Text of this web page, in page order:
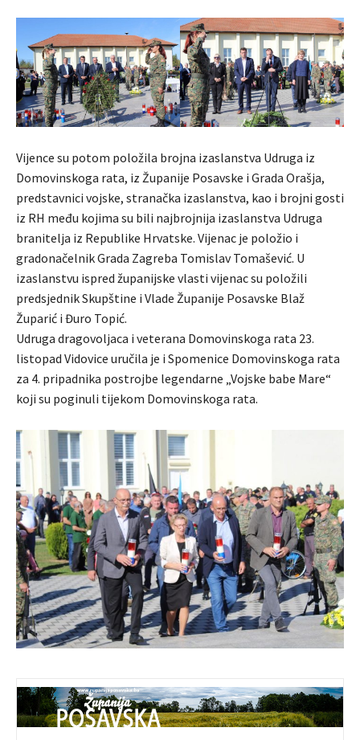
Vijence su potom položila brojna izaslanstva Udruga iz
Domovinskoga rata, iz Županije Posavske i Grada Orašja,
predstavnici vojske, stranačka izaslanstva, kao i brojni gosti
iz RH među kojima su bili najbrojnija izaslanstva Udruga
branitelja iz Republike Hrvatske. Vijenac je položio i
gradonačelnik Grada Zagreba Tomislav Tomašević. U
izaslanstvu ispred županijske vlasti vijenac su položili
predsjednik Skupštine i Vlade Županije Posavske Blaž
Župarić i Đuro Topić.
Udruga dragovoljaca i veterana Domovinskoga rata 23.
listopad Vidovice uručila je i Spomenice Domovinskoga rata
za 4. pripadnika postrojbe legendarne „Vojske babe Mare“
koji su poginuli tijekom Domovinskoga rata.